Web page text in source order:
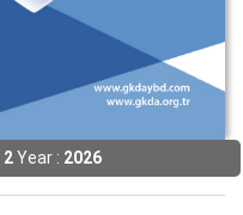
2Year : 2026